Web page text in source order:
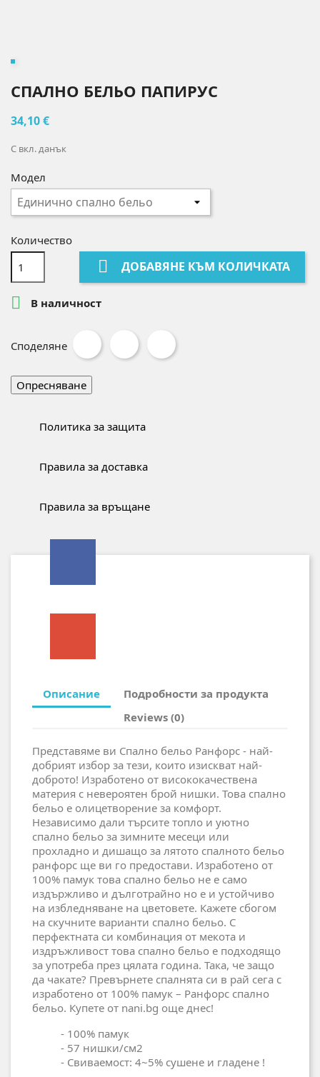
СПАЛНО БЕЛЬО ПАПИРУС
34,10 €
С вкл. данък
Модел
Количество
 ДОБАВЯНЕ КЪМ КОЛИЧКАТА
 В наличност
Споделяне
Политика за защита
Правила за доставка
Правила за връщане
Описание
Подробности за продукта
Reviews (0)
Представяме ви Спално бельо Ранфорс - най-
добрият избор за тези, които изискват най-
доброто! Изработено от висококачествена
материя с невероятен брой нишки. Това спално
бельо е олицетворение за комфорт.
Независимо дали търсите топло и уютно
спално бельо за зимните месеци или
прохладно и дишащо за лятото спалното бельо
ранфорс ще ви го предостави. Изработено от
100% памук това спално бельо не е само
издържливо и дълготрайно но е и устойчиво
на избледняване на цветовете. Кажете сбогом
на скучните варианти спално бельо. С
перфектната си комбинация от мекота и
издръжливост това спално бельо е подходящо
за употреба през цялата година. Така, че защо
да чакате? Превърнете спалнята си в рай сега с
изработено от 100% памук – Ранфорс спално
бельо. Купете от nani.bg още днес!
- 100% памук
- 57 нишки/см2
- Свиваемост: 4~5% сушене и гладене !